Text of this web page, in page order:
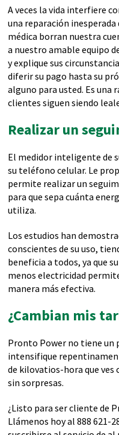
A veces la vida interfiere
una reparación
médica borran nuestra
a nuestro amable equipo
y explique sus
diferir su pago hasta su
alguno para usted. Es una
clientes siguen siendo
Realizar un
El medidor inteligente de
su teléfono celular. Le
permite realizar un
para que sepa cuánta
utiliza.
Los estudios han
conscientes de su uso,
beneficia a todos, ya que
menos electricidad
manera más efectiva.
¿Cambian mis
Pronto Power no tiene
intensifique
de kilovatios-hora que
sin sorpresas.
¿Listo para ser cliente de
Llámenos hoy al 888 621-